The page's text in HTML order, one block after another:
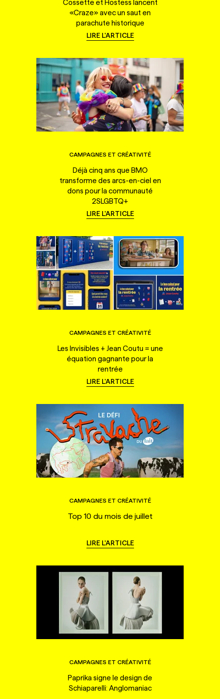
Cossette et Hostess lancent
«Craze» avec un saut en
parachute historique
LIRE L'ARTICLE
CAMPAGNES ET CRÉATIVITÉ
Déjà cinq ans que BMO
transforme des arcs-en-ciel en
dons pour la communauté
2SLGBTQ+
LIRE L'ARTICLE
CAMPAGNES ET CRÉATIVITÉ
Les Invisibles + Jean Coutu = une
équation gagnante pour la
rentrée
LIRE L'ARTICLE
CAMPAGNES ET CRÉATIVITÉ
Top 10 du mois de juillet
LIRE L'ARTICLE
CAMPAGNES ET CRÉATIVITÉ
Paprika signe le design de
Schiaparelli: Anglomaniac